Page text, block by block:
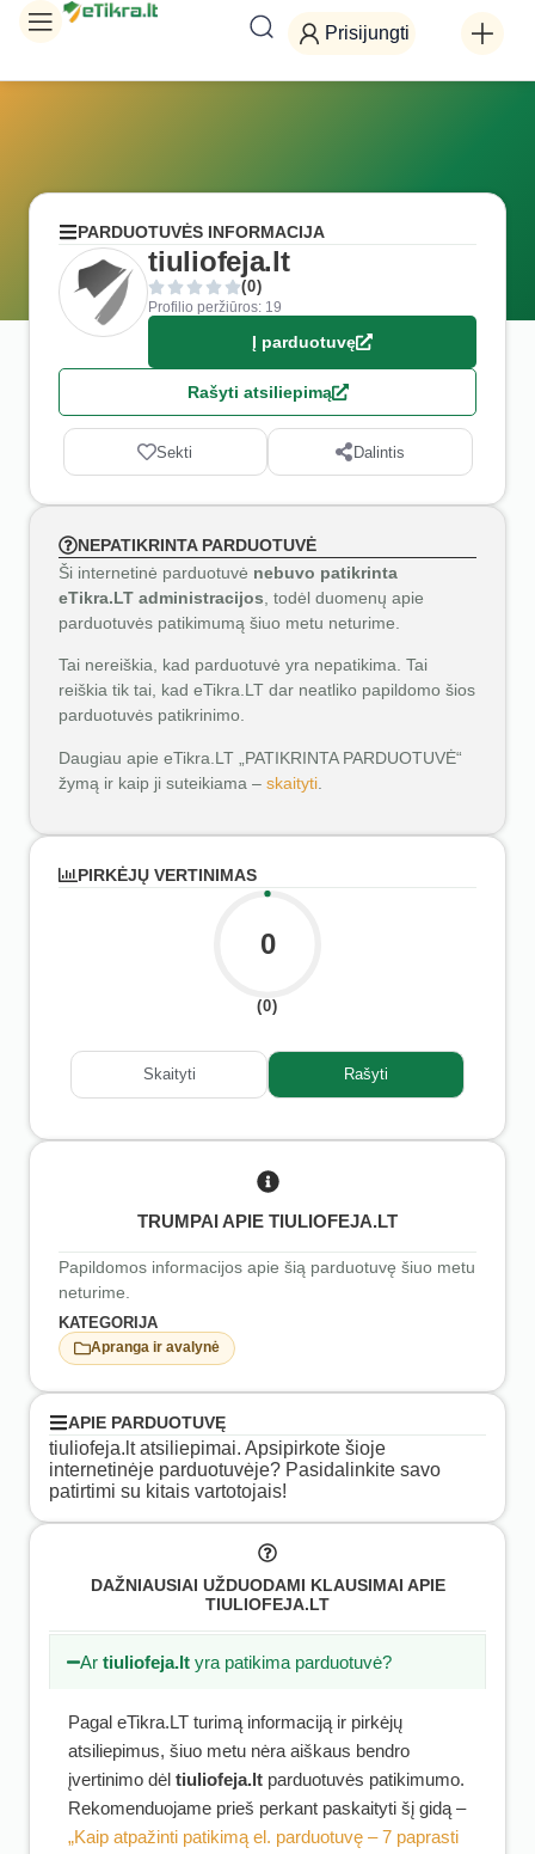
Prisijungti
PARDUOTUVĖS INFORMACIJA
tiuliofeja.lt
(0)
Profilio peržiūros: 19
Į parduotuvę
Rašyti atsiliepimą
Sekti Dalintis
NEPATIKRINTA PARDUOTUVĖ
Ši internetinė parduotuvė nebuvo patikrinta
eTikra.LT administracijos , todėl duomenų apie
parduotuvės patikimumą šiuo metu neturime.
Tai nereiškia, kad parduotuvė yra nepatikima. Tai
reiškia tik tai, kad eTikra.LT dar neatliko papildomo šios
parduotuvės patikrinimo.
Daugiau apie eTikra.LT „PATIKRINTA PARDUOTUVĖ“
žymą ir kaip ji suteikiama – skaityti
PIRKĖJŲ VERTINIMAS
0
(0)
Skaityti Rašyti
TRUMPAI APIE TIULIOFEJA.LT
Papildomos informacijos apie šią parduotuvę šiuo metu
neturime.
KATEGORIJA
Apranga ir avalynė
APIE PARDUOTUVĘ
tiuliofeja.lt atsiliepimai. Apsipirkote šioje
internetinėje parduotuvėje? Pasidalinkite savo
patirtimi su kitais vartotojais!
DAŽNIAUSIAI UŽDUODAMI KLAUSIMAI APIE
TIULIOFEJA.LT
Artiuliofeja.lt yra patikima parduotuvė?
Pagal eTikra.LT turimą informaciją ir pirkėjų
atsiliepimus, šiuo metu nėra aiškaus bendro
įvertinimo dėl tiuliofeja.lt parduotuvės patikimumo.
Rekomenduojame prieš perkant paskaityti šį gidą –
„Kaip atpažinti patikimą el. parduotuvę – 7 paprasti